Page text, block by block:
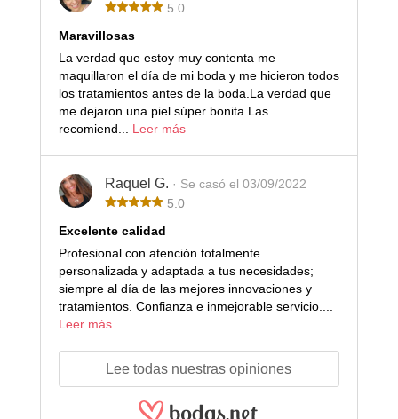
5.0
Maravillosas
La verdad que estoy muy contenta me
maquillaron el día de mi boda y me hicieron todos
los tratamientos antes de la boda.La verdad que
me dejaron una piel súper bonita.Las
recomiend... Leer más
Raquel G. · Se casó el 03/09/2022
5.0
Excelente calidad
Profesional con atención totalmente
personalizada y adaptada a tus necesidades;
siempre al día de las mejores innovaciones y
tratamientos. Confianza e inmejorable servicio....
Leer más
Lee todas nuestras opiniones